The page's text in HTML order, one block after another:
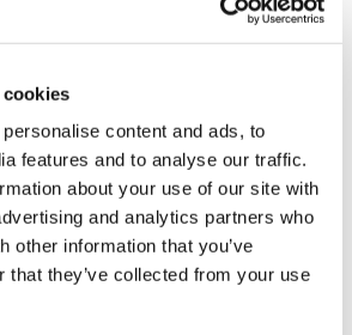
content and ads, to
features and to analyse our traffic.
about your use of our site with
and analytics partners who
other information that you’ve
that they’ve collected from your use
voor Maastricht Aachen Airport:
ondersteunt vrachtafhandeling
voor onze Burendag 2026!